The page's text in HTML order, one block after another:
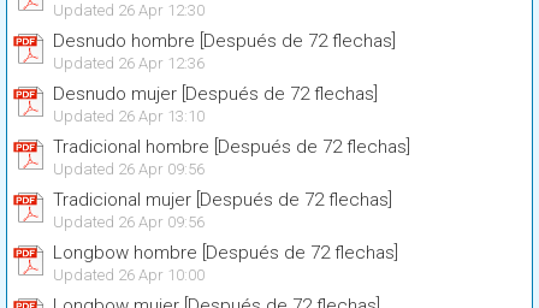
Updated 26 Apr 12:30
Desnudo hombre [Después de 72 flechas]
Updated 26 Apr 12:36
Desnudo mujer [Después de 72 flechas]
Updated 26 Apr 13:10
Tradicional hombre [Después de 72 flechas]
Updated 26 Apr 09:56
Tradicional mujer [Después de 72 flechas]
Updated 26 Apr 09:56
Longbow hombre [Después de 72 flechas]
Updated 26 Apr 10:00